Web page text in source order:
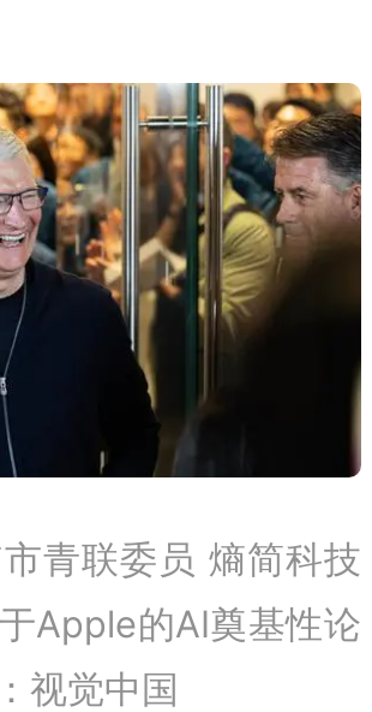
青联委员 熵简科技
Apple的AI奠基性论
视觉中国